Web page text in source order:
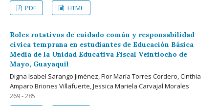
PDF
HTML
Roles rotativos de cuidado común y responsabilidad
cívica temprana en estudiantes de Educación Básica
Media de la Unidad Educativa Fiscal Veintiocho de
Mayo, Guayaquil
Digna Isabel Sarango Jiménez, Flor María Torres Cordero, Cinthia
Amparo Briones Villafuerte, Jessica Mariela Carvajal Morales
269 - 285